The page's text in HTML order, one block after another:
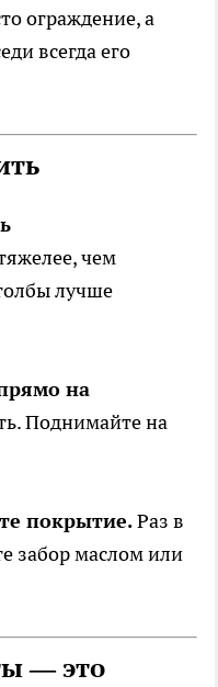
ограждение, а
всегда его
чем
лучше
на
Поднимайте на
покрытие.Раз в
забор маслом или
— это